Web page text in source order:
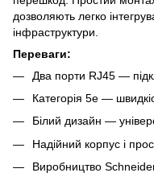
дозволяють легко
інфраструктури.
Переваги:
Два порти RJ45 —
Категорія 5e —
Білий дизайн —
Надійний корпус і
Виробництво